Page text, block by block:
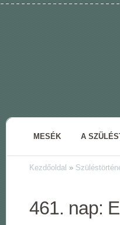
MESÉK A
Kezdőoldal »
461. nap: